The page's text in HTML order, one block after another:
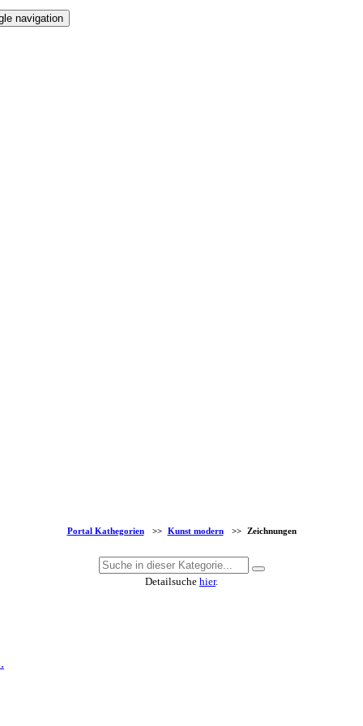
navigation
Portal Kathegorien >> Kunst modern >> Zeichnungen
Detailsuche hier.